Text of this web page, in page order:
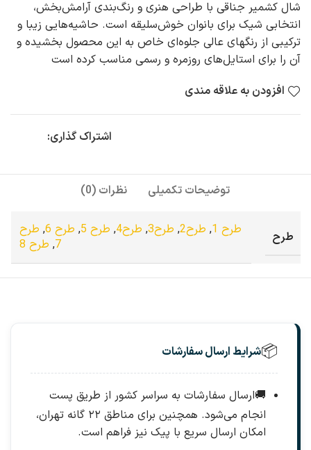
شال کشمیر جناقی با طراحی هنری و رنگ‌بندی آرامش‌بخش،
انتخابی شیک برای بانوان خوش‌سلیقه است. حاشیه‌هایی زیبا و
ترکیبی از رنگهای عالی جلوه‌ای خاص به این محصول بخشیده و
آن را برای استایل‌های روزمره و رسمی مناسب کرده است
افزودن به علاقه مندی
اشتراک گذاری:
توضیحات تکمیلی نظرات (0)
طرح طرح 1 , طرح2 , طرح3 , طرح4 , طرح 5 , طرح 6 , طرح
7
, طرح 8
📦شرایط ارسال سفارشات
🚚ارسال سفارشات به سراسر کشور از طریق پست
انجام می‌شود. همچنین برای مناطق ۲۲ گانه تهران،
امکان ارسال سریع با پیک نیز فراهم است.